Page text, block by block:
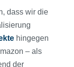
dass wir die
hingegen
– als
der